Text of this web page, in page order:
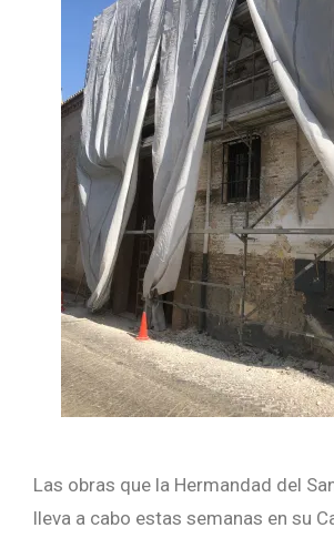
Las obras que la Hermandad del
lleva a cabo estas semanas en su